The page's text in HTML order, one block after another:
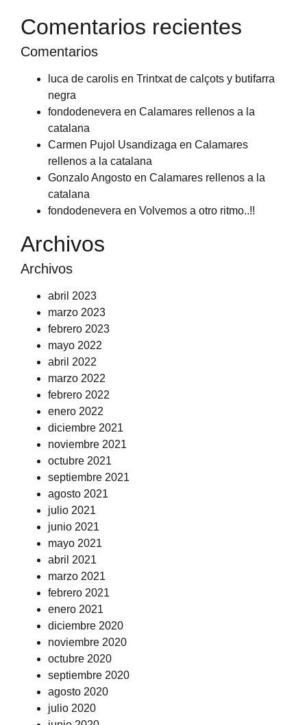
Comentarios recientes
Comentarios
luca de carolis en Trintxat de calçots y butifarra
negra
fondodenevera en Calamares rellenos a la
catalana
Carmen Pujol Usandizaga en Calamares
rellenos a la catalana
Gonzalo Angosto en Calamares rellenos a la
catalana
fondodenevera en Volvemos a otro ritmo..!!
Archivos
Archivos
abril 2023
marzo 2023
febrero 2023
mayo 2022
abril 2022
marzo 2022
febrero 2022
enero 2022
diciembre 2021
noviembre 2021
octubre 2021
septiembre 2021
agosto 2021
julio 2021
junio 2021
mayo 2021
abril 2021
marzo 2021
febrero 2021
enero 2021
diciembre 2020
noviembre 2020
octubre 2020
septiembre 2020
agosto 2020
julio 2020